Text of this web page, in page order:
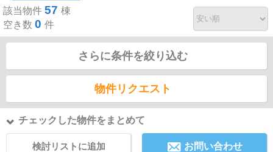
該当物件 57 棟
空き数 0 件
さらに条件を絞り込む
物件リクエスト
チェックした物件をまとめて
検討リストに追加 お問い合わせ